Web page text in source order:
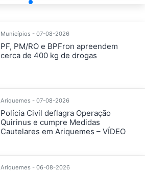
Municípios - 07-08-2026
PF, PM/RO e BPFron apreendem
cerca de 400 kg de drogas
Ariquemes - 07-08-2026
Polícia Civil deflagra Operação
Quirinus e cumpre Medidas
Cautelares em Ariquemes – VÍDEO
Ariquemes - 06-08-2026